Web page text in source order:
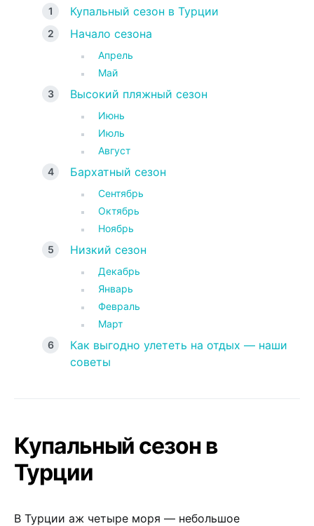
Купальный сезон в Турции
Начало сезона
Апрель
Май
Высокий пляжный сезон
Июнь
Июль
Август
Бархатный сезон
Сентябрь
Октябрь
Ноябрь
Низкий сезон
Декабрь
Январь
Февраль
Март
Как выгодно улететь на отдых — наши
советы
Купальный сезон в
Турции
В Турции аж четыре моря — небольшое